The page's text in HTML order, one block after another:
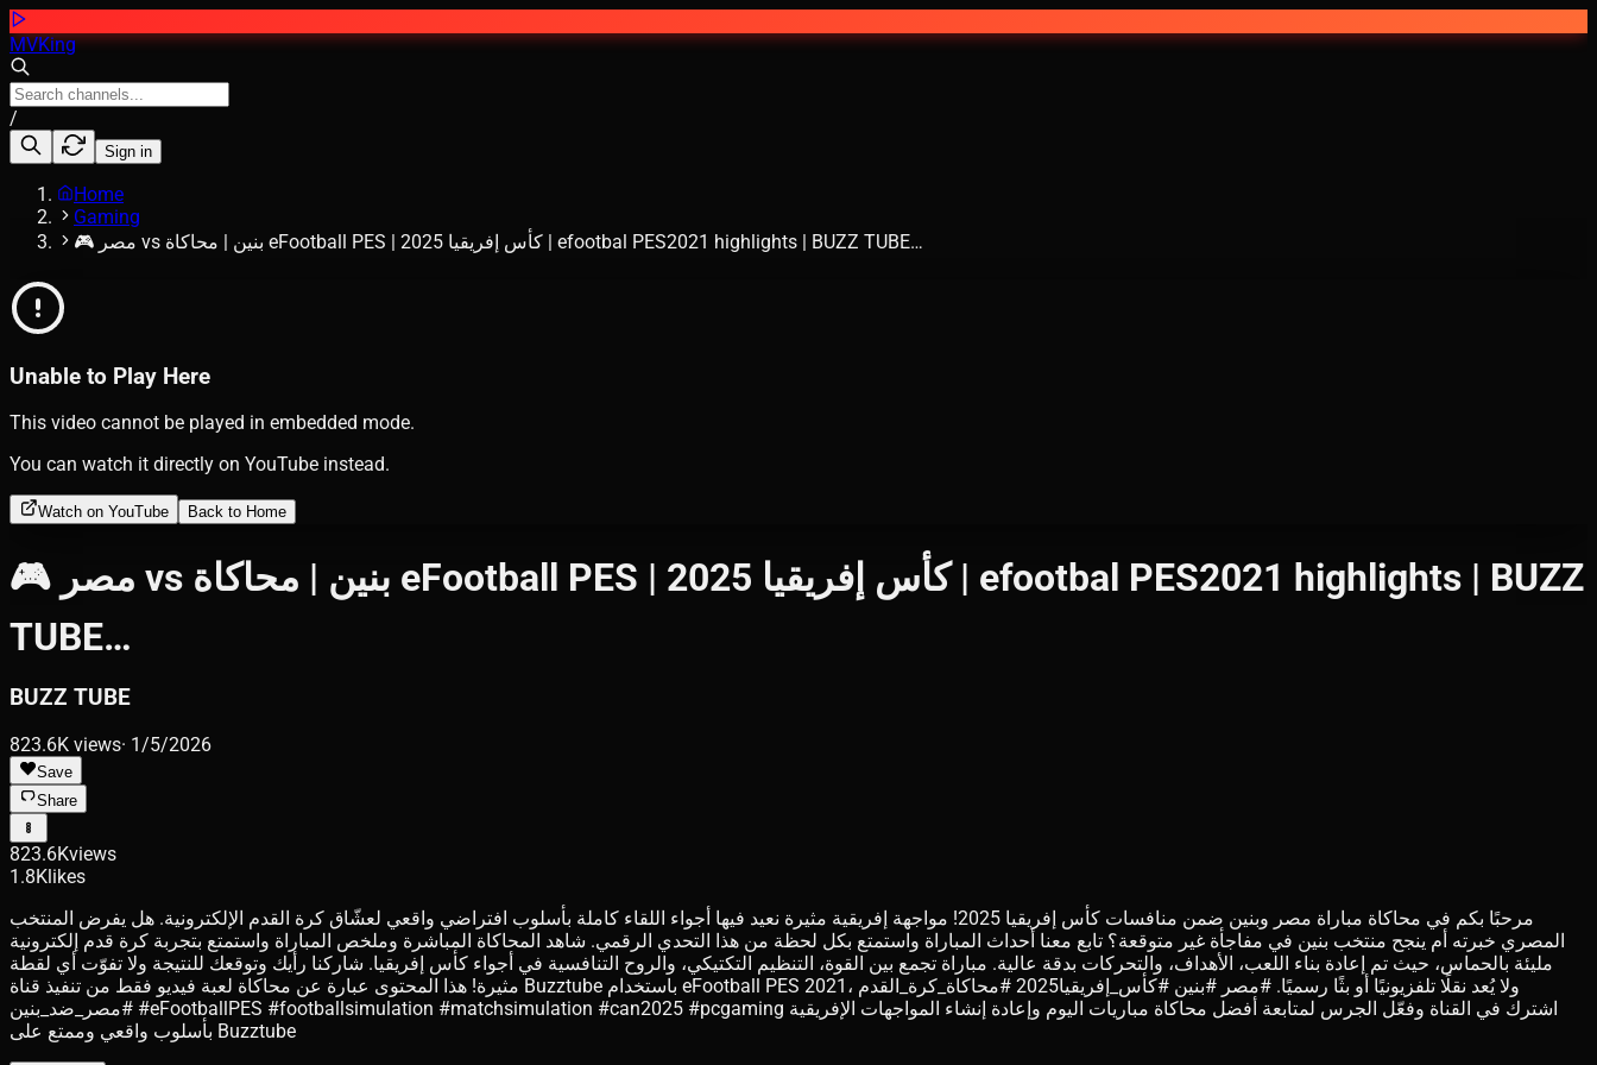
MVKing
/
Sign in
Home
Gaming
🎮 مصر vs بنين | محاكاة eFootball PES | كأس إفريقيا 2025 | efootbal PES2021 highlights | BUZZ TUBE…
Unable to Play Here
This video cannot be played in embedded mode.
You can watch it directly on YouTube instead.
Watch on YouTube Back to Home
🎮 مصر vs بنين | محاكاة eFootball PES | كأس إفريقيا 2025 | efootbal PES2021 highlights | BUZZ
TUBE…
BUZZ TUBE
823.6K views· 1/5/2026
Save
Share
823.6Kviews
1.8Klikes
مرحبًا بكم في محاكاة مباراة مصر وبنين ضمن منافسات كأس إفريقيا 2025! مواجهة إفريقية مثيرة نعيد فيها أجواء اللقاء كاملة بأسلوب افتراضي واقعي لعشّاق كرة القدم الإلكترونية. هل يفرض المنتخب
المصري خبرته أم ينجح منتخب بنين في مفاجأة غير متوقعة؟ تابع معنا أحداث المباراة واستمتع بكل لحظة من هذا التحدي الرقمي. شاهد المحاكاة المباشرة وملخص المباراة واستمتع بتجربة كرة قدم إلكترونية
مليئة بالحماس، حيث تم إعادة بناء اللعب، الأهداف، والتحركات بدقة عالية. مباراة تجمع بين القوة، التنظيم التكتيكي، والروح التنافسية في أجواء كأس إفريقيا. شاركنا رأيك وتوقعك للنتيجة ولا تفوّت أي لقطة
مثيرة! هذا المحتوى عبارة عن محاكاة لعبة فيديو فقط من تنفيذ قناة Buzztube باستخدام eFootball PES 2021، ولا يُعد نقلًا تلفزيونيًا أو بثًا رسميًا. #مصر #بنين #كأس_إفريقيا2025 #محاكاة_كرة_القدم
#مصر_ضد_بنين #eFootballPES #footballsimulation #matchsimulation #can2025 #pcgaming اشترك في القناة وفعّل الجرس لمتابعة أفضل محاكاة مباريات اليوم وإعادة إنشاء المواجهات الإفريقية
بأسلوب واقعي وممتع على Buzztube